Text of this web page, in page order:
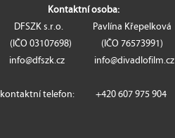
Kontaktní osoba:
DFSZK s.r.o. Pavlína Křepelková
(IČO 03107698​) (IČO 76573991)
info@dfszk.cz info@divadlofilm.cz
kontaktní telefon: +420 607 975 904